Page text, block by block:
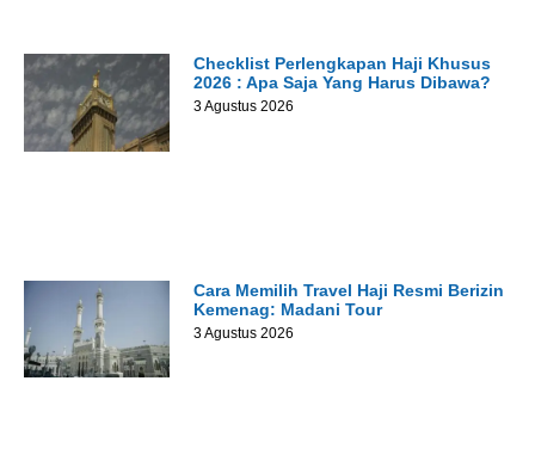
Checklist Perlengkapan Haji Khusus
2026 : Apa Saja Yang Harus Dibawa?
3 Agustus 2026
Cara Memilih Travel Haji Resmi Berizin
Kemenag: Madani Tour
3 Agustus 2026